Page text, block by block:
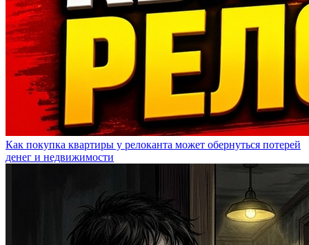
Как покупка квартиры у релоканта может обернуться потерей
денег и недвижимости